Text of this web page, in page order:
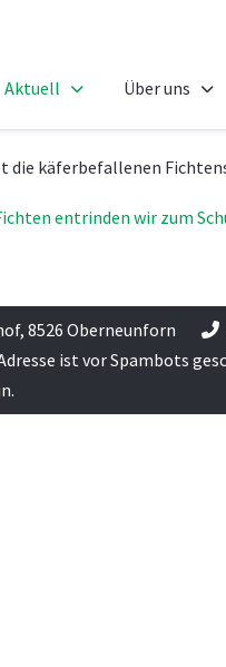
Aktuell Über uns
die käferbefallenen
8526 Oberneunforn
ist vor Spambots